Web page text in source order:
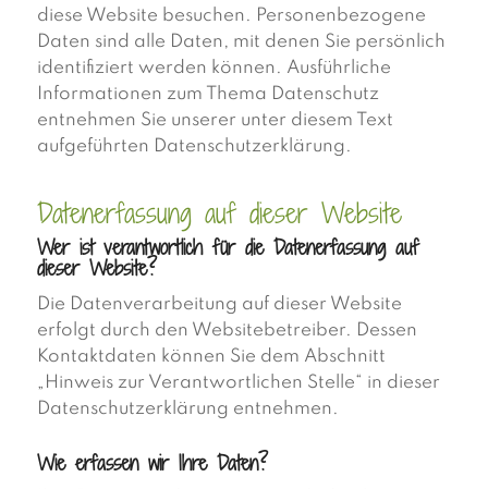
diese Website besuchen. Personenbezogene
Daten sind alle Daten, mit denen Sie persönlich
identifiziert werden können. Ausführliche
Informationen zum Thema Datenschutz
entnehmen Sie unserer unter diesem Text
aufgeführten Datenschutzerklärung.
Datenerfassung auf dieser Website
Wer ist verantwortlich für die Datenerfassung auf
dieser Website?
Die Datenverarbeitung auf dieser Website
erfolgt durch den Websitebetreiber. Dessen
Kontaktdaten können Sie dem Abschnitt
„Hinweis zur Verantwortlichen Stelle“ in dieser
Datenschutzerklärung entnehmen.
Wie erfassen wir Ihre Daten?